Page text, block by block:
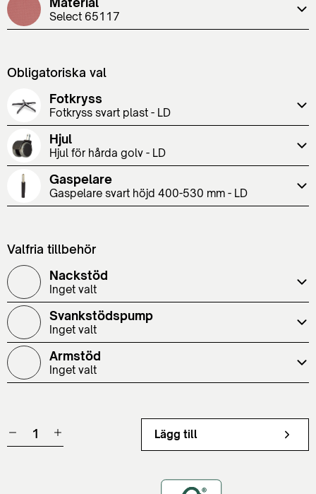
Select 65117
Obligatoriska val
Fotkryss
Fotkryss svart plast - LD
Hjul
Hjul för hårda golv - LD
Gaspelare
Gaspelare svart höjd 400-530 mm - LD
Valfria tillbehör
Nackstöd
Inget valt
Svankstödspump
Inget valt
Armstöd
Inget valt
Lägg till